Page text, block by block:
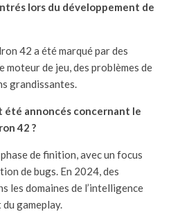
lors du développement de
42 a été marqué par des
moteur de jeu, des problèmes de
grandissantes.
été annoncés concernant le
42 ?
de finition, avec un focus
de bugs. En 2024, des
les domaines de l’intelligence
gameplay.